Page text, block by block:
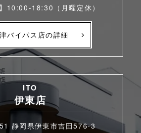
10:00-18:30（月曜定休）
バイパス店の詳細
ITO
伊東店
静岡県伊東市吉田576-3